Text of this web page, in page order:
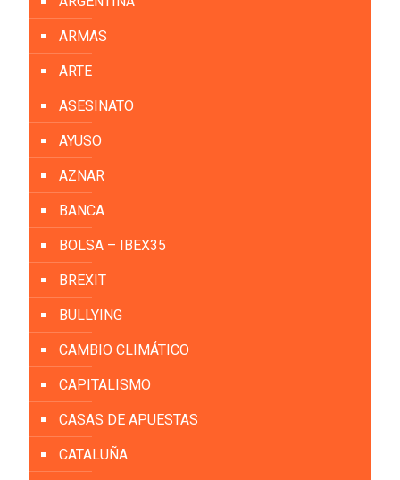
ARMAS
ARTE
ASESINATO
AYUSO
AZNAR
BANCA
BOLSA – IBEX35
BREXIT
BULLYING
CAMBIO CLIMÁTICO
CAPITALISMO
CASAS DE APUESTAS
CATALUÑA